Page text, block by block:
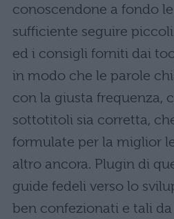
conoscendone a fondo
sufficiente seguire
ed i consigli forniti dai
in modo che le parole
con la giusta frequenza,
sottotitoli sia corretta,
formulate per la miglior
altro ancora. Plugin di
guide fedeli verso lo
ben confezionati e tali